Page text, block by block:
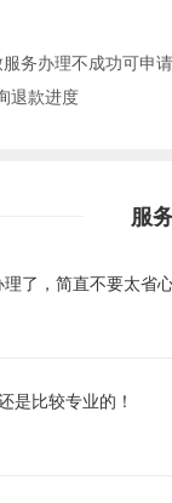
务办理不成功可申
退款进度
服
了，简直不要太省
是比较专业的！